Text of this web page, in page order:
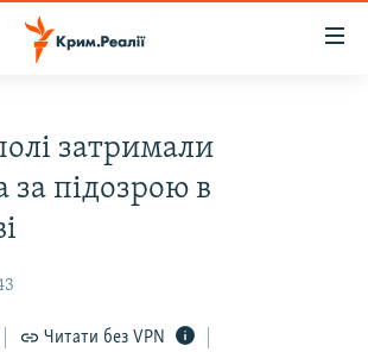
затримали
за підозрою в
Читати без VPN